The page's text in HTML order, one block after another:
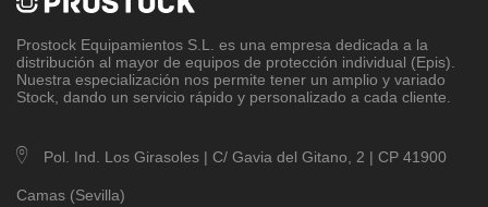
Prostock Equipamientos S.L
. es una empresa dedicada a la
distribución al mayor de equipos de protección individual (Epis).
Nuestra especialización nos permite tener un amplio y variado
Stock, dando un servicio rápido y personalizado a cada cliente.
Pol. Ind. Los Girasoles | C/ Gavia del Gitano, 2 | CP 41900
Camas (Sevilla)